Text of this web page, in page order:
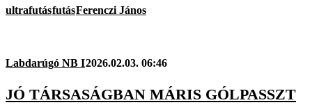
ultrafutásfutásFerenczi János
Labdarúgó NB I2026.02.03. 06:46
JÓ TÁRSASÁGBAN MÁRIS GÓLPASSZT